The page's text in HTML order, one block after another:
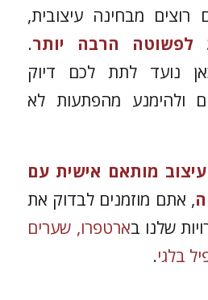
מבחינה עיצובית,
לפשוטה הרבה יותר.
נועד לתת לכם דיוק
ולהימנע מהפתעות לא
עיצוב מותאם אישית עם
, אתם מוזמנים לבדוק את
שלנו בארטפרו, שערים
בלגי.